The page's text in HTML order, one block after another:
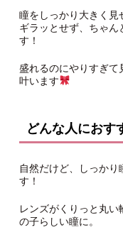
瞳をしっかり大きく見
ギラッとせず、ちゃ
す！
盛れるのにやりすぎて
叶います
どんな人におす
自然だけど、しっか
す！
レンズがくりっと丸
の子らしい瞳に。